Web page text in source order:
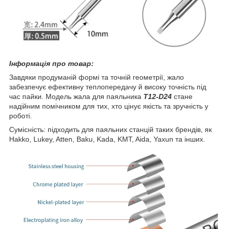
Інформація про товар:
Завдяки продуманій формі та точній геометрії, жало
забезпечує ефективну теплопередачу й високу точність під
час пайки. Модель жала для паяльника T12-D24 стане
надійним помічником для тих, хто цінує якість та зручність у
роботі.
Сумісність: підходить для паяльних станцій таких брендів, як
Hakko, Lukey, Atten, Baku, Kada, KMT, Aida, Yaxun та інших.